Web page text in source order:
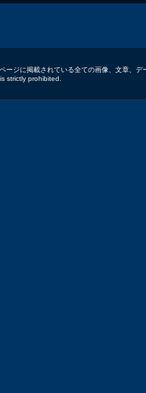
ジに掲載されている全ての画像、文章、デ
strictly prohibited.